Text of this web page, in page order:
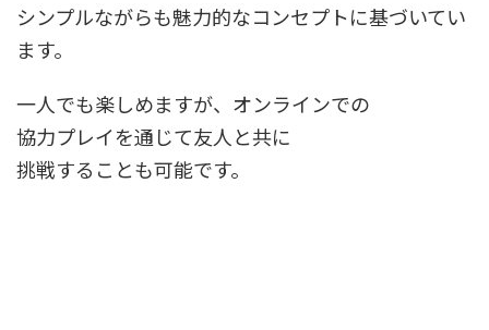
シンプルながらも魅力的なコンセプトに基づいてい
ます。
一人でも楽しめますが、オンラインでの
協力プレイを通じて友人と共に
挑戦することも可能です。